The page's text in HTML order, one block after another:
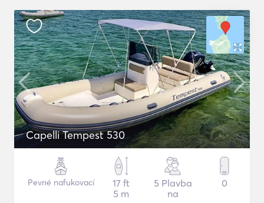
Capelli Tempest 530
Pevné nafukovací
17 ft
5 m
5 Plavba
na
0